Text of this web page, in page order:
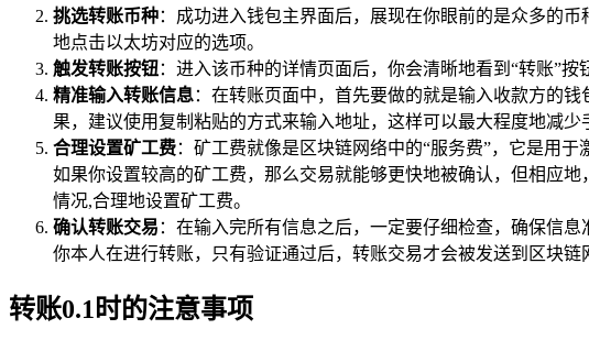
挑选转账币种：成功进入钱包主界面后，展现在你眼前的是众多的
地点击以太坊对应的选项。
触发转账按钮：进入该币种的详情页面后，你会清晰地看到“转账”
精准输入转账信息：在转账页面中，首先要做的就是输入收款方的
果，建议使用复制粘贴的方式来输入地址，这样可以最大程度地减少
合理设置矿工费：矿工费就像是区块链网络中的“服务费”，它是用
如果你设置较高的矿工费，那么交易就能够更快地被确认，但相应
情况,合理地设置矿工费。
确认转账交易 ：在输入完所有信息之后，一定要仔细检查，确保信
你本人在进行转账，只有验证通过后，转账交易才会被发送到区块链
转账0.1时的注意事项